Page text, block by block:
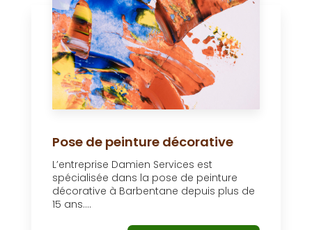
Pose de peinture décorative
L’entreprise Damien Services est
spécialisée dans la pose de peinture
décorative à Barbentane depuis plus de
15 ans....